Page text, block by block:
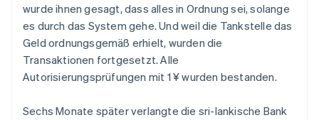
wurde ihnen gesagt, dass alles in Ordnung sei, solange
es durch das System gehe. Und weil die Tankstelle das
Geld ordnungsgemäß erhielt, wurden die
Transaktionen fortgesetzt. Alle
Autorisierungsprüfungen mit 1 ¥ wurden bestanden.
Sechs Monate später verlangte die sri-lankische Bank